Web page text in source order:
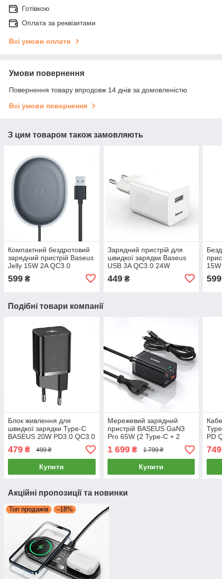
Готівкою
Оплата за реквізитами
Всі умови оплати
Умови повернення
Повернення товару впродовж 14 днів за домовленістю
Всі умови повернення
З цим товаром також замовляють
Компактний бездротовий
зарядний пристрій Baseus
Jelly 15W 2A QC3.0
599 ₴
Зарядний пристрій для
швидкої зарядки Baseus
USB 3A QC3.0 24W
(білий)
449₴ 599
Подібні товари компанії
Блок живлення для
швидкої зарядки Type-C
BASEUS 20W PD3.0 QC3.0
Super Silicone PD Charger
МЗП (чорний)
479 ₴ 499 ₴
Купити
Мережевий зарядний
пристрій BASEUS GaN3
Pro 65W (2 Type-C + 2
USB) + Кабель Type-C на
Type-C 100W 1м (чорний)
1 699₴ 1 799 ₴
Купити
PD
749
Акційні пропозиції та новинки
Топ продажів –18%